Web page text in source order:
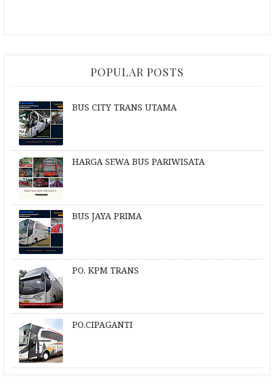
POPULAR POSTS
BUS CITY TRANS UTAMA
HARGA SEWA BUS PARIWISATA
BUS JAYA PRIMA
PO. KPM TRANS
PO.CIPAGANTI